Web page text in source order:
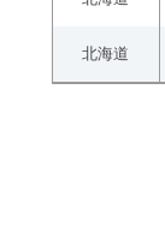
北海道